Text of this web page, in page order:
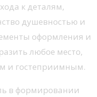
к деталям,
душевностью и
оформления и
любое место,
и гостеприимным.
в формировании